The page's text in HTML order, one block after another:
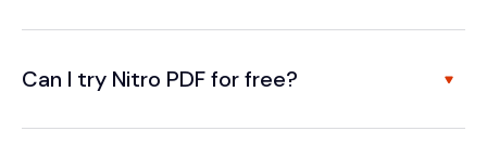
Can I try Nitro PDF for free?